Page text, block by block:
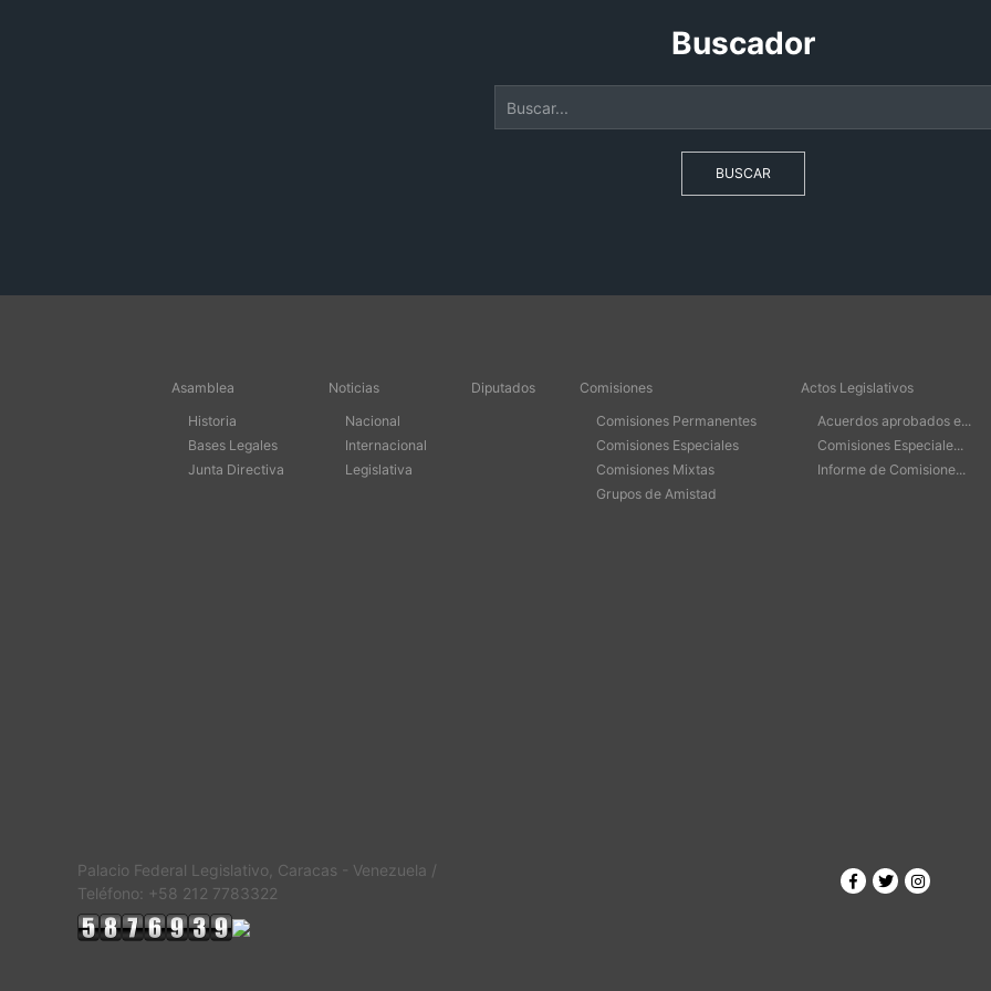
Buscador
BUSCAR
Asamblea
Historia
Bases Legales
Junta Directiva
Noticias
Nacional
Internacional
Legislativa
Diputados
Comisiones
Comisiones Permanentes
Comisiones Especiales
Comisiones Mixtas
Grupos de Amistad
Actos Legislativos
Acuerdos aprobados e...
Comisiones Especiale...
Informe de Comisione...
Palacio Federal Legislativo, Caracas - Venezuela /
Teléfono: +58 212 7783322